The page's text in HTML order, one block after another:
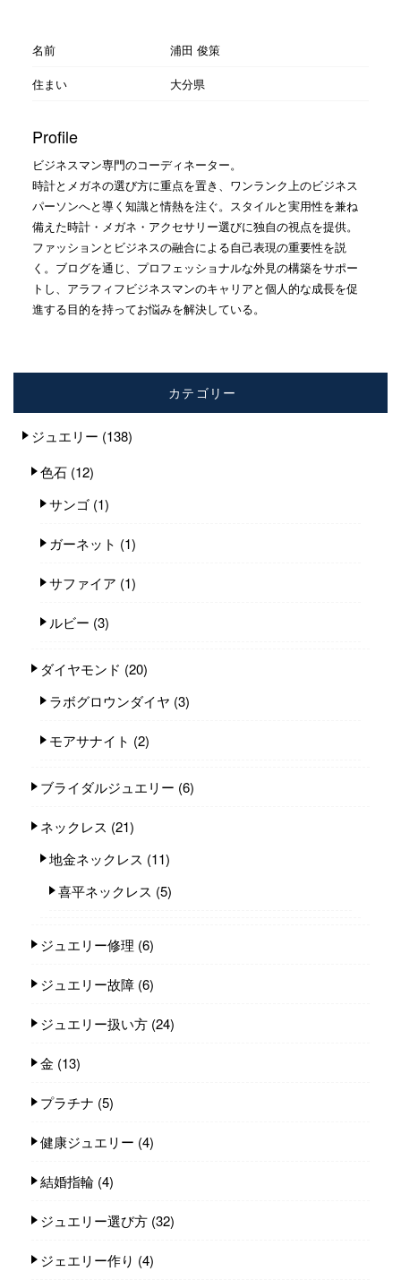
名前
浦田 俊策
住まい
大分県
Profile
ビジネスマン専門のコーディネーター。
時計とメガネの選び方に重点を置き、ワンランク上のビジネス
パーソンへと導く知識と情熱を注ぐ。スタイルと実用性を兼ね
備えた時計・メガネ・アクセサリー選びに独自の視点を提供。
ファッションとビジネスの融合による自己表現の重要性を説
く。ブログを通じ、プロフェッショナルな外見の構築をサポー
トし、アラフィフビジネスマンのキャリアと個人的な成長を促
進する目的を持ってお悩みを解決している。
カテゴリー
ジュエリー (138)
色石 (12)
サンゴ (1)
ガーネット (1)
サファイア (1)
ルビー (3)
ダイヤモンド (20)
ラボグロウンダイヤ (3)
モアサナイト (2)
ブライダルジュエリー (6)
ネックレス (21)
地金ネックレス (11)
喜平ネックレス (5)
ジュエリー修理 (6)
ジュエリー故障 (6)
ジュエリー扱い方 (24)
金 (13)
プラチナ (5)
健康ジュエリー (4)
結婚指輪 (4)
ジュエリー選び方 (32)
ジェエリー作り (4)